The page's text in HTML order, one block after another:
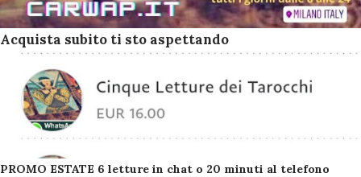
Acquista subito ti sto aspettando
PROMO ESTATE 6 letture in chat o 20 minuti al telefono